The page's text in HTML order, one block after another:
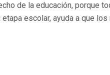
de la educación, porque
escolar, ayuda a que